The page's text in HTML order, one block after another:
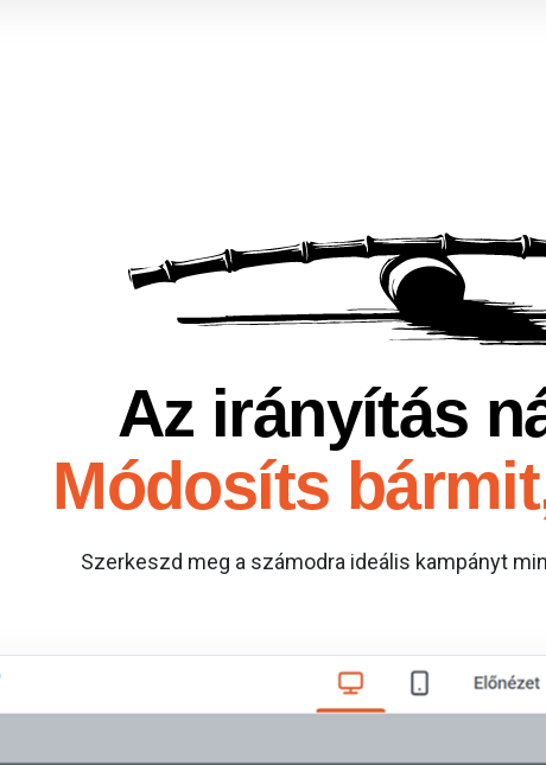
Az irányítás
Módosíts
Szerkeszd meg a számodra ideális kampányt